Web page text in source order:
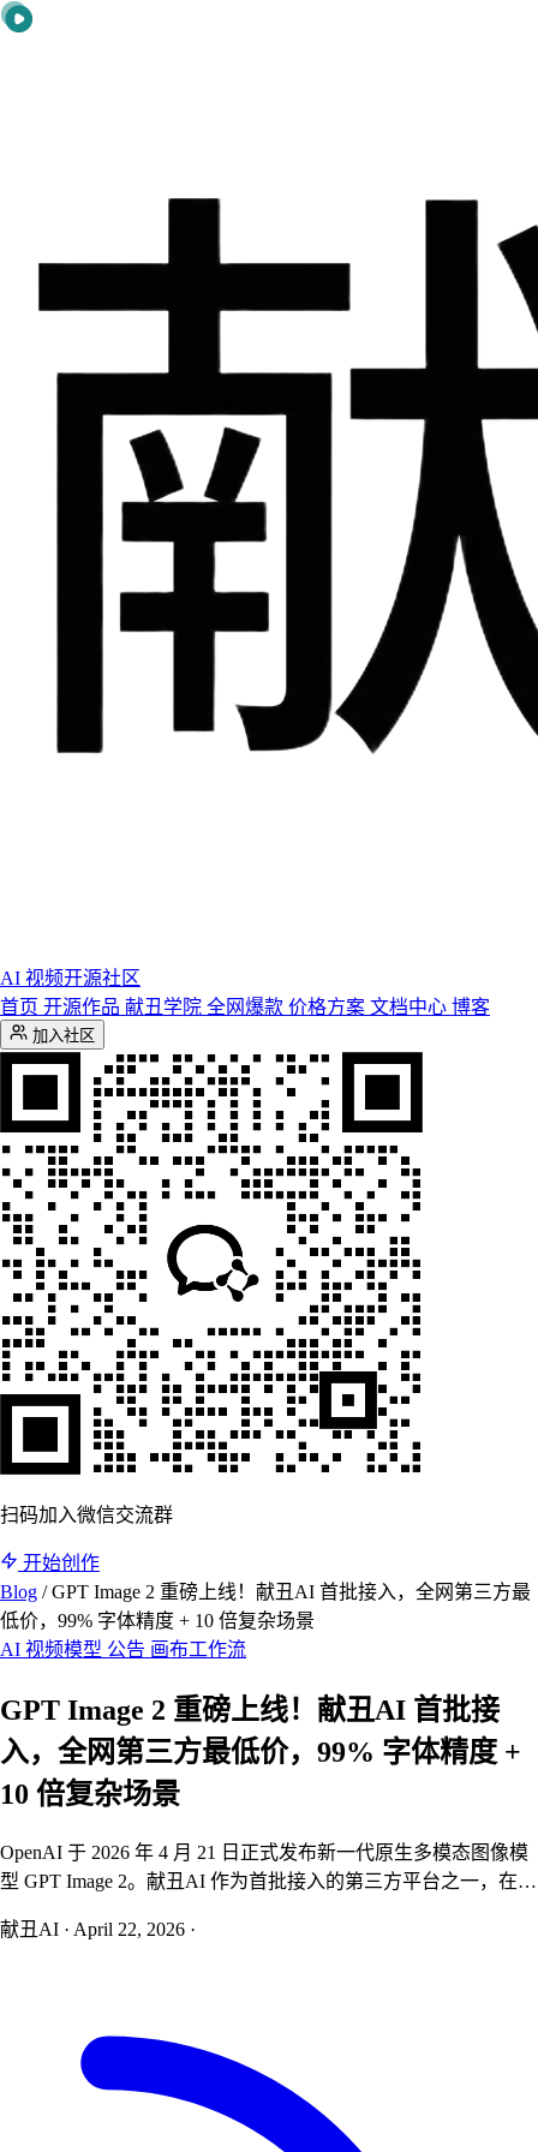
AI 视频开源社区
首页 开源作品 献丑学院 全网爆款 价格方案 文档中心 博客
加入社区
扫码加入微信交流群
开始创作
Blog / GPT Image 2 重磅上线！献丑AI 首批接入，全网第三方最
低价，99% 字体精度 + 10 倍复杂场景
AI 视频模型 公告 画布工作流
GPT Image 2 重磅上线！献丑AI 首批接
入，全网第三方最低价，99% 字体精度 +
10 倍复杂场景
OpenAI 于 2026 年 4 月 21 日正式发布新一代原生多模态图像模
型 GPT Image 2。献丑AI 作为首批接入的第三方平台之一，在官
服务——经济通道最低仅需 3 积分/张。
献丑AI · April 22, 2026 ·